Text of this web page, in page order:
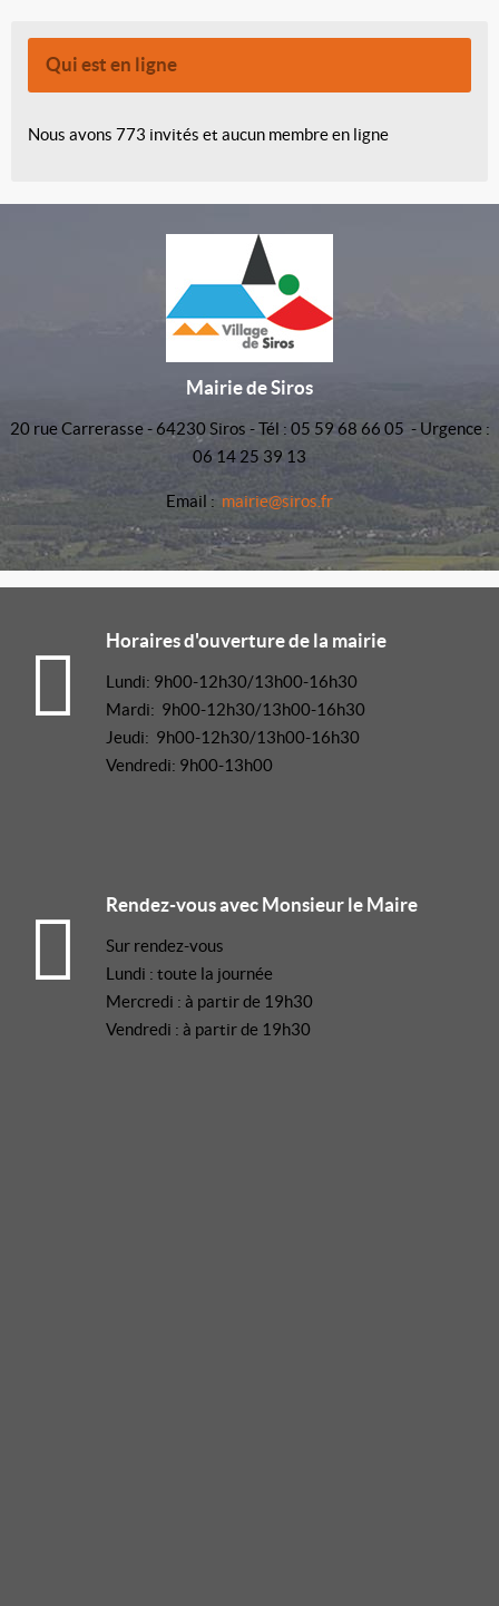
Qui est en ligne
Nous avons 773 invités et aucun membre en ligne
Mairie de Siros
20 rue Carrerasse - 64230 Siros - Tél : 05 59 68 66 05 - Urgence :
06 14 25 39 13
Email : mairie@siros.fr
Horaires d'ouverture de la mairie
Lundi: 9h00-12h30/13h00-16h30
Mardi: 9h00-12h30/13h00-16h30
Jeudi: 9h00-12h30/13h00-16h30
Vendredi: 9h00-13h00
Rendez-vous avec Monsieur le Maire
Sur rendez-vous
Lundi : toute la journée
Mercredi : à partir de 19h30
Vendredi : à partir de 19h30